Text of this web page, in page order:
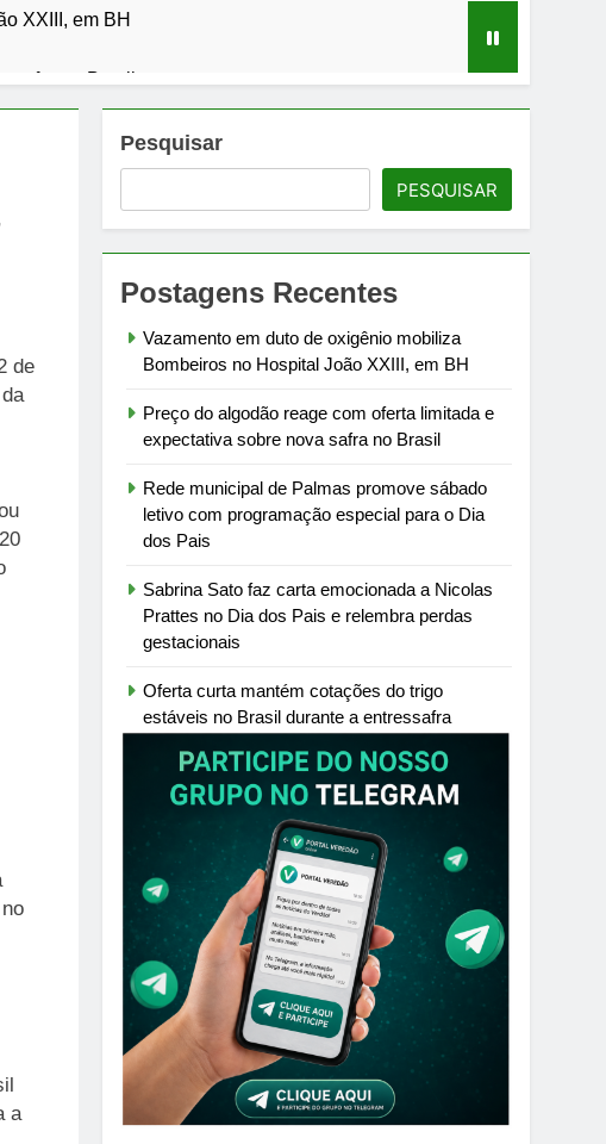
XXIII, em BH
safra no Brasil
especial para o Dia dos Pais
relembra perdas gestacionais
de Taquaruçu
de
a
Pesquisar
PESQUISAR
Postagens Recentes
Vazamento em duto de oxigênio mobiliza
Bombeiros no Hospital João XXIII, em BH
Preço do algodão reage com oferta limitada e
expectativa sobre nova safra no Brasil
Rede municipal de Palmas promove sábado
letivo com programação especial para o Dia
dos Pais
Sabrina Sato faz carta emocionada a Nicolas
Prattes no Dia dos Pais e relembra perdas
gestacionais
Oferta curta mantém cotações do trigo
estáveis no Brasil durante a entressafra